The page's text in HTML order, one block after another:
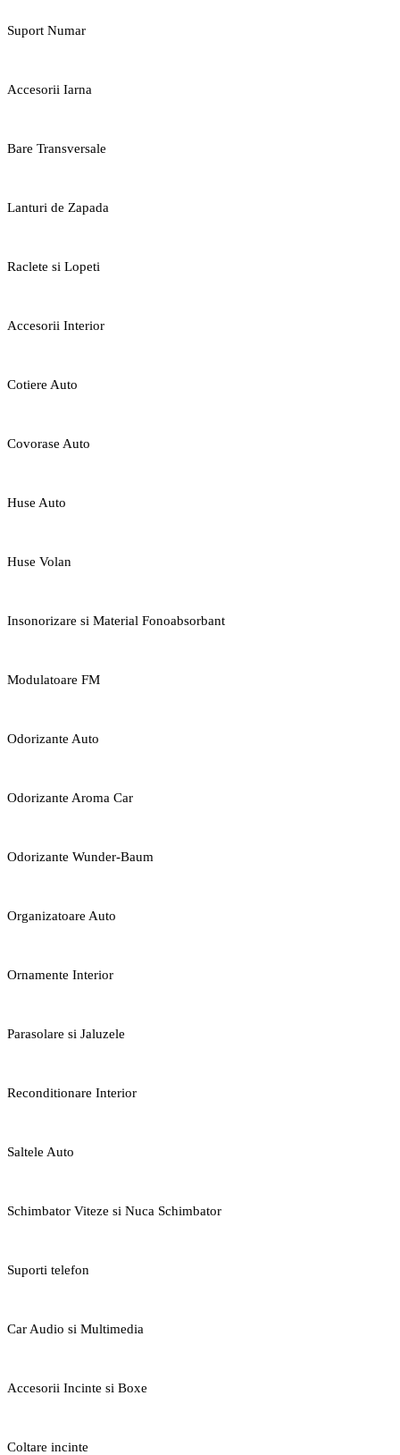
Suport Numar
Accesorii Iarna
Bare Transversale
Lanturi de Zapada
Raclete si Lopeti
Accesorii Interior
Cotiere Auto
Covorase Auto
Huse Auto
Huse Volan
Insonorizare si Material Fonoabsorbant
Modulatoare FM
Odorizante Auto
Odorizante Aroma Car
Odorizante Wunder-Baum
Organizatoare Auto
Ornamente Interior
Parasolare si Jaluzele
Reconditionare Interior
Saltele Auto
Schimbator Viteze si Nuca Schimbator
Suporti telefon
Car Audio si Multimedia
Accesorii Incinte si Boxe
Coltare incinte